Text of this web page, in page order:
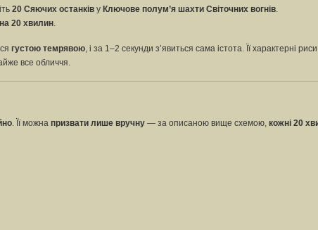
20 Сяючих останків у Ключове полум’я шахти Світочних вогнів.
20 хвилин.
густою темрявою, і за 1–2 секунди з’явиться сама істота. Її характерні
все обличчя.
. Її можна призвати лише вручну — за описаною вище схемою, кожні 20